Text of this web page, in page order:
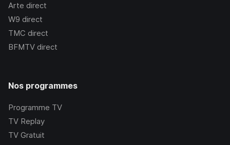
Arte direct
W9 direct
TMC direct
BFMTV direct
Nos programmes
Programme TV
TV Replay
TV Gratuit